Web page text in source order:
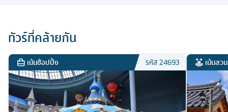
ทัวร์ที่คล้ายกัน
เน้นช้อปปิ้ง รหัส24693 เน้นสว